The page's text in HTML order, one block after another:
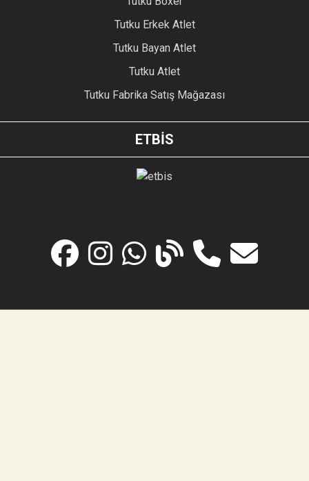
Tutku Erkek Atlet
Tutku Bayan Atlet
Tutku Atlet
Tutku Fabrika Satış Mağazası
ETBİS